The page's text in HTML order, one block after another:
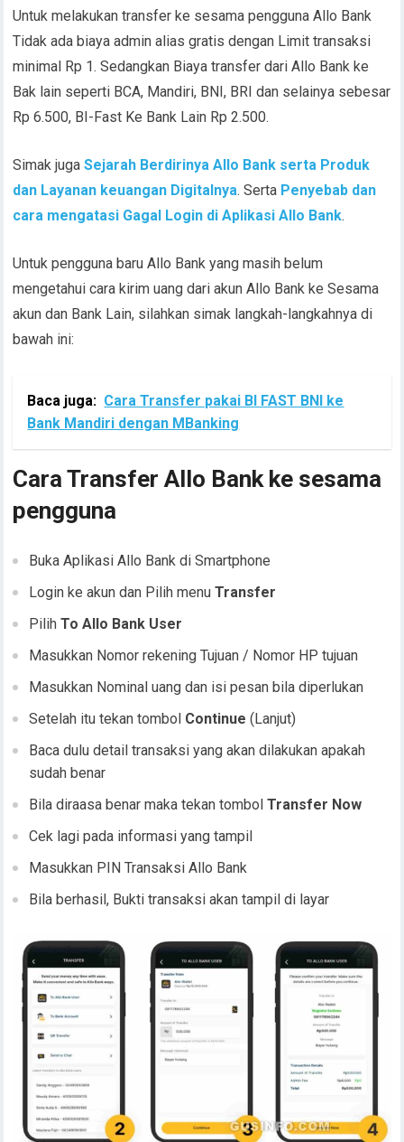
Untuk melakukan transfer ke sesama pengguna Allo Bank
Tidak ada biaya admin alias gratis dengan Limit transaksi
minimal Rp 1. Sedangkan Biaya transfer dari Allo Bank ke
Bak lain seperti BCA, Mandiri, BNI, BRI dan selainya sebesar
Rp 6.500, BI-Fast Ke Bank Lain Rp 2.500.
Simak jugaSejarah Berdirinya Allo Bank serta Produk
dan Layanan keuangan Digitalnya. Serta Penyebab dan
cara mengatasi Gagal Login di Aplikasi Allo Bank.
Untuk pengguna baru Allo Bank yang masih belum
mengetahui cara kirim uang dari akun Allo Bank ke Sesama
akun dan Bank Lain, silahkan simak langkah-langkahnya di
bawah ini:
Baca juga: Cara Transfer pakai BI FAST BNI ke
Bank Mandiri dengan MBanking
Cara Transfer Allo Bank ke sesama
pengguna
Buka Aplikasi Allo Bank di Smartphone
Login ke akun dan Pilih menuTransfer
PilihTo Allo Bank User
Masukkan Nomor rekening Tujuan / Nomor HP tujuan
Masukkan Nominal uang dan isi pesan bila diperlukan
Setelah itu tekan tombol Continue (Lanjut)
Baca dulu detail transaksi yang akan dilakukan apakah
sudah benar
Bila diraasa benar maka tekan tombolTransfer Now
Cek lagi pada informasi yang tampil
Masukkan PIN Transaksi Allo Bank
Bila berhasil, Bukti transaksi akan tampil di layar